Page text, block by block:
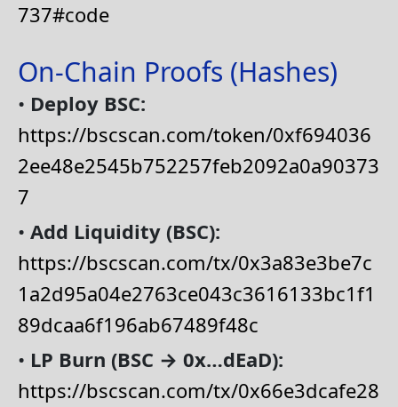
737#code
On-Chain Proofs (Hashes)
• Deploy BSC:
https://bscscan.com/token/0xf694036
2ee48e2545b752257feb2092a0a90373
7
• Add Liquidity (BSC):
https://bscscan.com/tx/0x3a83e3be7c
1a2d95a04e2763ce043c3616133bc1f1
89dcaa6f196ab67489f48c
• LP Burn (BSC → 0x…dEaD):
https://bscscan.com/tx/0x66e3dcafe28